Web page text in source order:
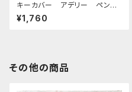
キーカバー アデリー ペンギ
ン CAMEL キャメル 栃木
レザー
¥1,760
その他の商品